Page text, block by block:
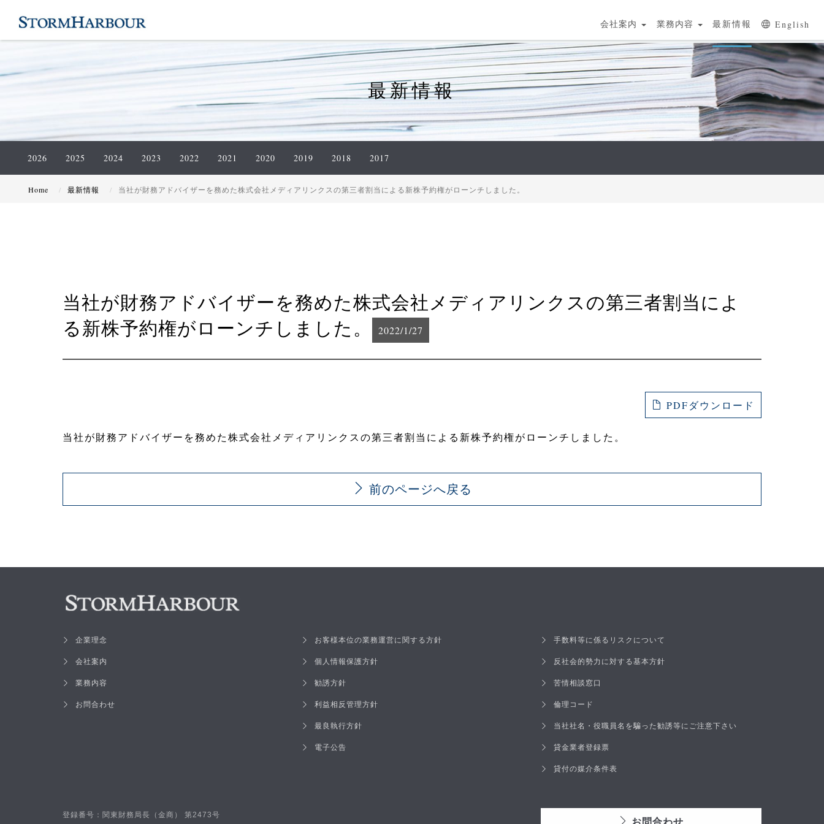
会社案内 業務内容 最新情報 English
最新情報
2026 2025 2024 2023 2022 2021 2020 2019 2018 2017
Home 最新情報 当社が財務アドバイザーを務めた株式会社メディアリンクスの第三者割当による新株予約権がローンチしました。
当社が財務アドバイザーを務めた株式会社メディアリンクスの第三者割当によ
る新株予約権がローンチしました。
2022/1/27
PDFダウンロード
当社が財務アドバイザーを務めた株式会社メディアリンクスの第三者割当による新株予約権がローンチしました。
前のページへ戻る
企業理念
会社案内
業務内容
お問合わせ
お客様本位の業務運営に関する方針
個人情報保護方針
勧誘方針
利益相反管理方針
最良執行方針
電子公告
手数料等に係るリスクについて
反社会的勢力に対する基本方針
苦情相談窓口
倫理コード
当社社名・役職員名を騙った勧誘等にご注意下さい
貸金業者登録票
貸付の媒介条件表
登録番号：関東財務局長（金商） 第2473号